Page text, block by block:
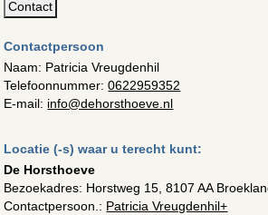
Contact
Contactpersoon
Naam: Patricia Vreugdenhil
Telefoonnummer:0622959352
E-mail: info@dehorsthoeve.nl
Locatie (-s) waar u terecht kunt:
De Horsthoeve
Bezoekadres: Horstweg 15, 8107 AA
Contactpersoon.: Patricia Vreugdenhil+